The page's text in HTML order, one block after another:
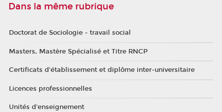
Dans la même rubrique
Doctorat de Sociologie - travail social
Masters, Mastère Spécialisé et Titre RNCP
Certificats d'établissement et diplôme inter-universitaire
Licences professionnelles
Unités d'enseignement